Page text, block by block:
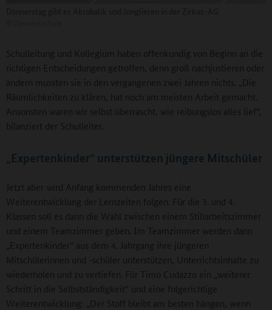
Schulleitung und Kollegium haben offenkundig von Beginn an die
richtigen Entscheidungen getroffen, denn groß nachjustieren oder
ändern mussten sie in den vergangenen zwei Jahren nichts. „Die
Räumlichkeiten zu klären, hat noch am meisten Arbeit gemacht.
Ansonsten waren wir selbst überrascht, wie reibungslos alles lief“,
bilanziert der Schulleiter.
„Expertenkinder“ unterstützen jüngere Mitschüler
Jetzt aber wird Anfang kommenden Jahres eine
Weiterentwicklung der Lernzeiten folgen. Für die 3. und 4.
Klassen soll es dann die Wahl zwischen einem Stillarbeitszimmer
und einem Teamzimmer geben. Im Teamzimmer werden dann
„Expertenkinder“ aus dem 4. Jahrgang ihre jüngeren
Mitschülerinnen und -schüler unterstützen, Unterrichtsinhalte zu
wiederholen und zu vertiefen. Für Timo Cudazzo ein „weiterer
Schritt in die Selbstständigkeit“ und eine folgerichtige
Weiterentwicklung: „Der Stoff bleibt am besten hängen, wenn